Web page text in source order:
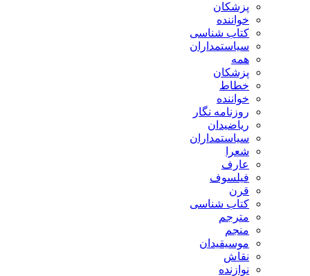
پزشکان
خواننده
کتاب شناسی
سیاستمداران
همه
پزشکان
خطاط
خواننده
روزنامه نگار
ریاضیدان
سیاستمداران
شعرا
عارف
فیلسوف
قرن
کتاب شناسی
مترجم
منجم
موسیقیدان
نقاش
نوازنده